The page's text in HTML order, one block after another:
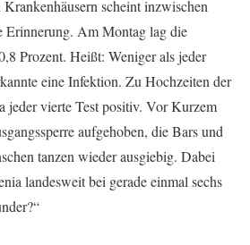
scheint inzwischen
Erinnerung. Am Montag lag die
Prozent. Heißt: Weniger als jeder
eine Infektion. Zu Hochzeiten der
jeder vierte Test positiv. Vor Kurzem
aufgehoben, die Bars und
tanzen wieder ausgiebig. Dabei
landesweit bei gerade einmal sechs